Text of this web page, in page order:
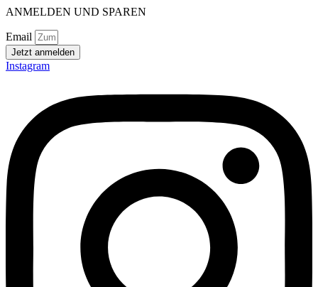
ANMELDEN UND SPAREN
Email
Jetzt anmelden
Instagram